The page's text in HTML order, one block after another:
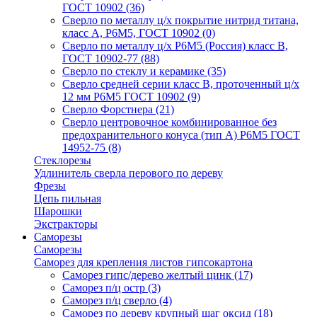
ГОСТ 10902 (36)
Сверло по металлу ц/х покрытие нитрид титана,
класс А, Р6М5, ГОСТ 10902 (0)
Сверло по металлу ц/х Р6М5 (Россия) класс В,
ГОСТ 10902-77 (88)
Сверло по стеклу и керамике (35)
Сверло средней серии класс В, проточенный ц/х
12 мм Р6М5 ГОСТ 10902 (9)
Сверло Форстнера (21)
Сверло центровочное комбинированное без
предохранительного конуса (тип А) Р6М5 ГОСТ
14952-75 (8)
Стеклорезы
Удлинитель сверла перового по дереву
Фрезы
Цепь пильная
Шарошки
Экстракторы
Саморезы
Саморезы
Саморез для крепления листов гипсокартона
Саморез гипс/дерево желтый цинк (17)
Саморез п/ц остр (3)
Саморез п/ц сверло (4)
Саморез по дереву крупный шаг оксид (18)